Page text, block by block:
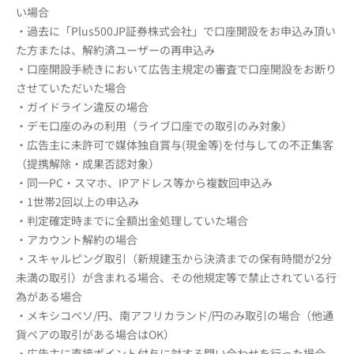
い場合
・過去に「Plus500JP証券株式会社」で口座開設をお申込み頂い
た方または、解約済ユーザーの再申込み
・口座開設手続きにおいて広告主規定の審査で口座開設をお断り
させていただいた場合
・ガイドライン違反の場合
・デモ口座のみの利用（ライブ口座での取引のみ対象）
・広告主に未許可で媒体独自賞与(現金等)を付与しての不正集客
（提携解除・成果否認対象）
・同一PC・スマホ、IPアドレス等から複数回申込み
・1世帯2回以上の申込み
・判定確定時までに全額出金処理していた場合
・アカウント解約の場合
・スキャルピング取引（新規建玉から決済までの保有時間が2分
未満の取引）が含まれる場合、その他規定等で禁止されている行
為がある場合
・メキシコペソ/円、南アフリカランド/円のみ取引の場合（他通
貨ペアの取引がある場合はOK）